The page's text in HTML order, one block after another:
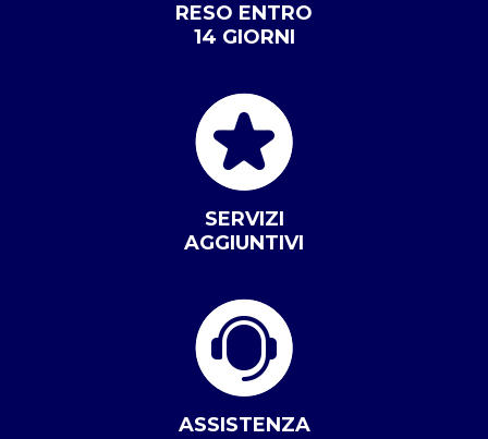
RESO ENTRO
14 GIORNI
SERVIZI
AGGIUNTIVI
ASSISTENZA